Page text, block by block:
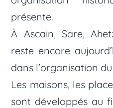
présente.
À Ascain, Sare,
reste encore
dans l’organisation
Les maisons, les
sont développés au